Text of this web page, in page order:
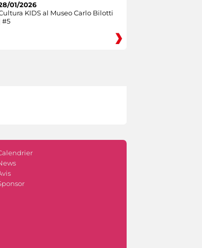
01/2026
KIDS al Museo Carlo Bilotti
#5